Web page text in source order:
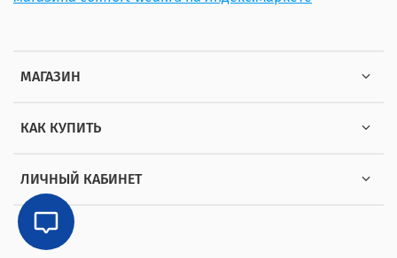
МАГАЗИН
КАК КУПИТЬ
ЛИЧНЫЙ КАБИНЕТ